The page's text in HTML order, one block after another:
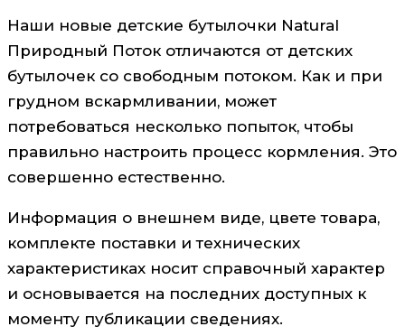
Наши новые детские бутылочки Natural
Природный Поток отличаются от детских
бутылочек со свободным потоком. Как и при
грудном вскармливании, может
потребоваться несколько попыток, чтобы
правильно настроить процесс кормления. Это
совершенно естественно.
Информация о внешнем виде, цвете товара,
комплекте поставки и технических
характеристиках носит справочный характер
и основывается на последних доступных к
моменту публикации сведениях.